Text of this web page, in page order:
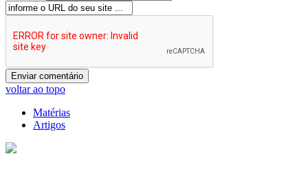
voltar ao topo
Matérias
Artigos